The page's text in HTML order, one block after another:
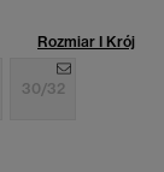
Rozmiar I Krój
30/32